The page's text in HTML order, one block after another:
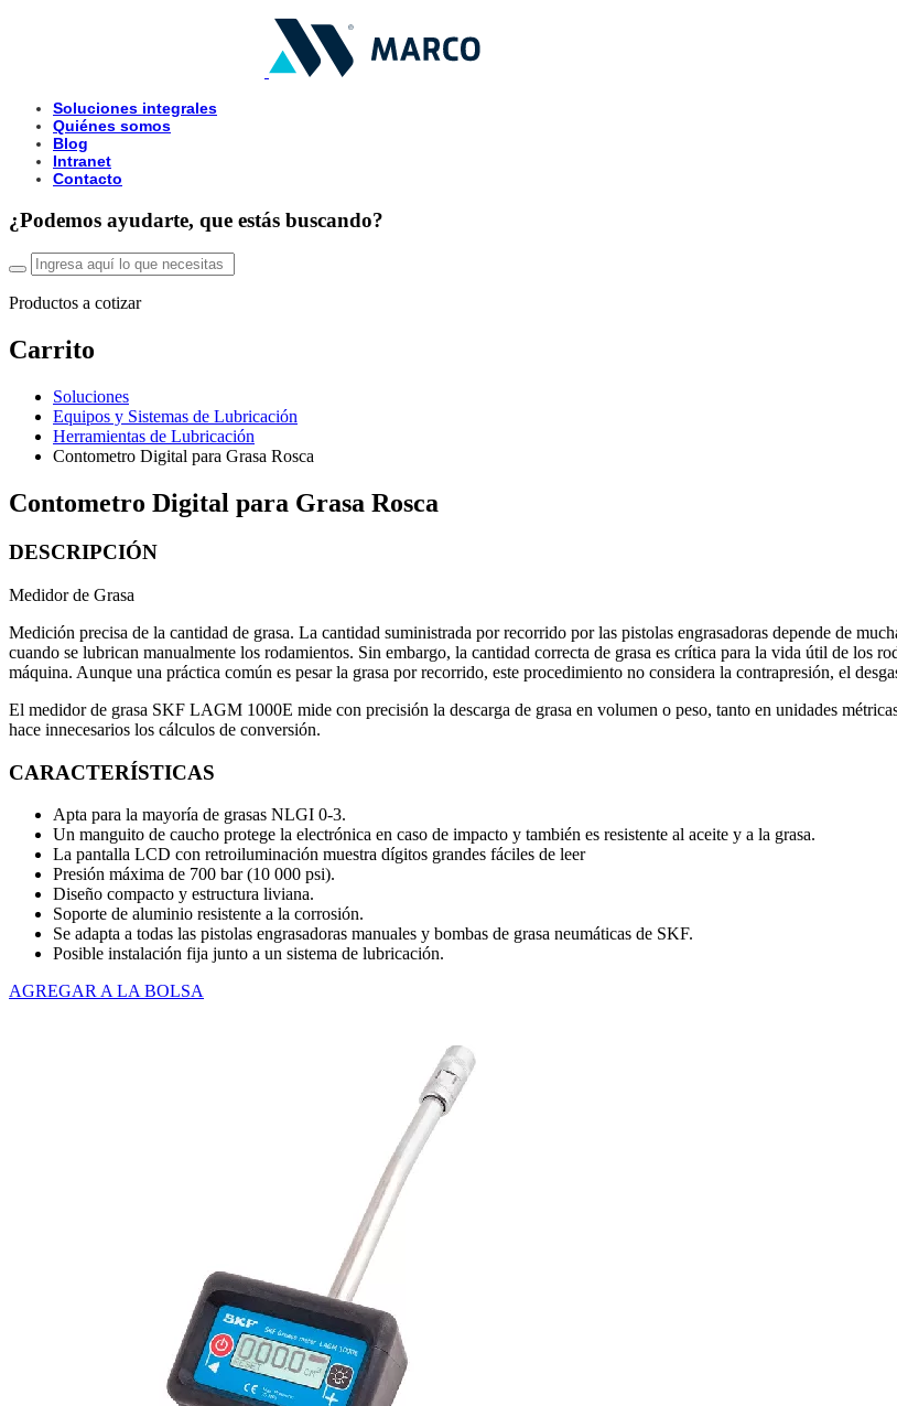
Soluciones integrales
Quiénes somos
Blog
Intranet
Contacto
¿Podemos ayudarte, que estás buscando?
Productos a cotizar
Carrito
Soluciones
Equipos y Sistemas de Lubricación
Herramientas de Lubricación
Contometro Digital para Grasa Rosca
Contometro Digital para Grasa Rosca
DESCRIPCIÓN
Medidor de Grasa
Medición precisa de la cantidad de grasa. La cantidad suministrada por recorrido por las pistolas engrasadoras depende de
cuando se lubrican manualmente los rodamientos. Sin embargo, la cantidad correcta de grasa es crítica para la vida útil de los
máquina. Aunque una práctica común es pesar la grasa por recorrido, este procedimiento no considera la contrapresión, el
El medidor de grasa SKF LAGM 1000E mide con precisión la descarga de grasa en volumen o peso, tanto en unidades
hace innecesarios los cálculos de conversión.
CARACTERÍSTICAS
Apta para la mayoría de grasas NLGI 0-3.
Un manguito de caucho protege la electrónica en caso de impacto y también es resistente al aceite y a la grasa.
La pantalla LCD con retroiluminación muestra dígitos grandes fáciles de leer
Presión máxima de 700 bar (10 000 psi).
Diseño compacto y estructura liviana.
Soporte de aluminio resistente a la corrosión.
Se adapta a todas las pistolas engrasadoras manuales y bombas de grasa neumáticas de SKF.
Posible instalación fija junto a un sistema de lubricación.
AGREGAR A LA BOLSA